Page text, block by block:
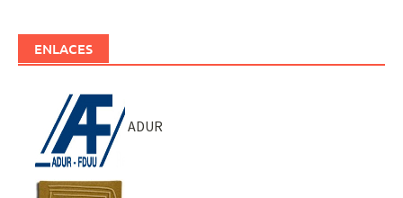
ENLACES
ADUR